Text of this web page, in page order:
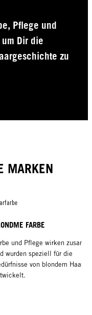
Pflege und
Dir die
zu
MARKEN
FARBE
und Pflege wirken
wurden speziell für die
von blondem Haar